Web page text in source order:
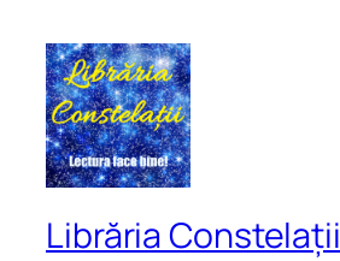
Librăria Constelații